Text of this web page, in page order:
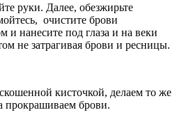
руки. Далее, обезжирьте
очистите брови
и нанесите под глаза и на веки
не затрагивая брови и ресницы.
кисточкой, делаем то же
прокрашиваем брови.